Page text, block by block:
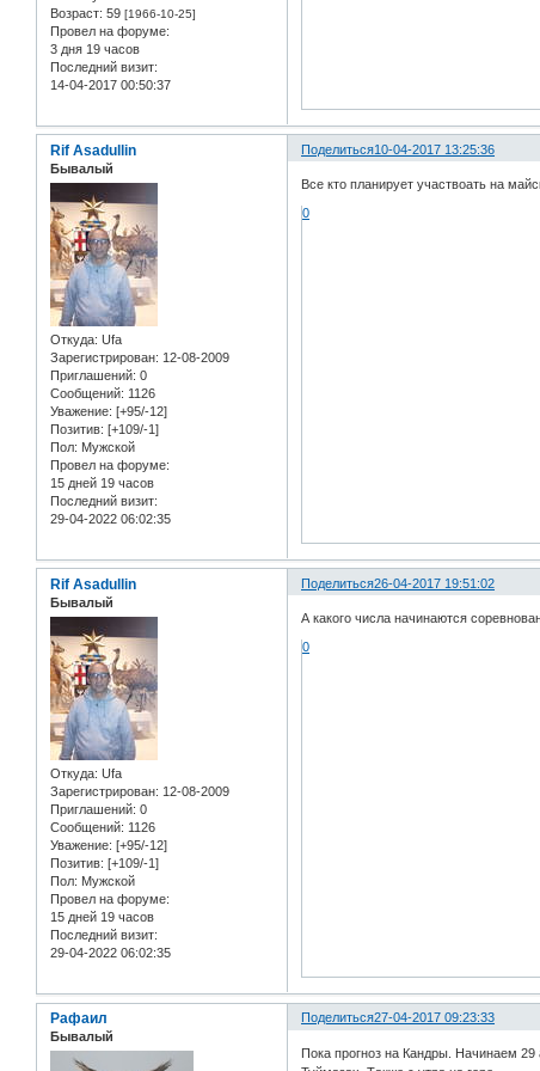
Возраст: 59 [1966-10-25]
Провел на форуме:
3 дня 19 часов
Последний визит:
14-04-2017 00:50:37
Поделиться10-04-2017 13:25:36
Rif Asadullin
Бывалый
Откуда: Ufa
Зарегистрирован: 12-08-2009
Приглашений: 0
Сообщений: 1126
Уважение: [+95/-12]
Позитив: [+109/-1]
Пол: Мужской
Провел на форуме:
15 дней 19 часов
Последний визит:
29-04-2022 06:02:35
Все кто планирует участвоать на
0
Поделиться26-04-2017 19:51:02
Rif Asadullin
Бывалый
Откуда: Ufa
Зарегистрирован: 12-08-2009
Приглашений: 0
Сообщений: 1126
Уважение: [+95/-12]
Позитив: [+109/-1]
Пол: Мужской
Провел на форуме:
15 дней 19 часов
Последний визит:
29-04-2022 06:02:35
А какого числа начинаются
0
Поделиться27-04-2017 09:23:33
Рафаил
Бывалый
Пока прогноз на Кандры. Начинаем